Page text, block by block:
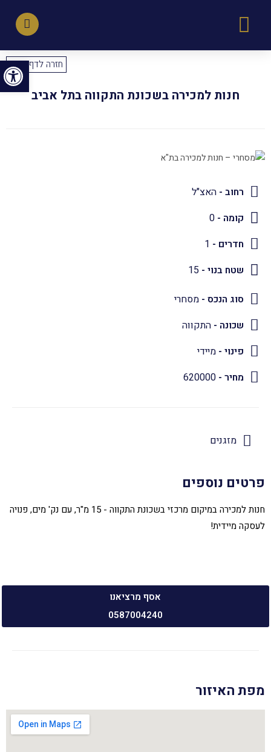
פתח סרגל נגישות
חנות למכירה בשכונת התקווה בתל אביב
חזרה לדף הבית
רחוב - האצ"ל
קומה - 0
חדרים - 1
שטח בנוי - 15
סוג הנכס - מסחרי
שכונה - התקווה
פינוי - מיידי
מחיר - 620000
מזגנים
פרטים נוספים
חנות למכירה במיקום מרכזי בשכונת התקווה - 15 מ"ר, עם נק' מים, פנויה
לעסקה מיידית!
אסף מרציאנו
0587004240
מפת האיזור